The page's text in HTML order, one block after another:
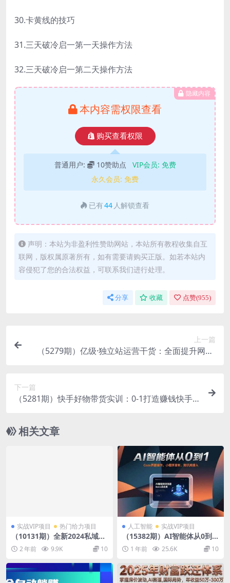
30.卡黄线的技巧
31.三天破冷启一第一天操作方法
32.三天破冷启一第二天操作方法
隐藏内容
本内容需权限查看
购买查看权限
普通用户: 10赞助点 VIP会员: 免费
永久会员: 免费
已有44 人解锁查看
声明：本站为非盈利性赞助网站，本站所有教程收集自互
联网，版权属原著所有，如有需要请购买正版。如若本站内
容侵犯了您的合法权益，可联系我们进行处理。
分享 收藏 点赞(955)
上一篇
（5279期）亿级·独立站运营干货：全面提升网站·
下一篇
（5281期）快手好物带货实训：0-1打造赚钱快手
相关文章
实战VIP项目 热门给力项目
（10131期）全新2024私域玩
法全思路一部手机轻松实现财
富自由
2 年前 9.9K 10
人工智能 实战VIP项目
（15382期）AI智能体从0到
1，Coze界面操作，小程序发
布，知识库接入
1 年前 25.6K 10